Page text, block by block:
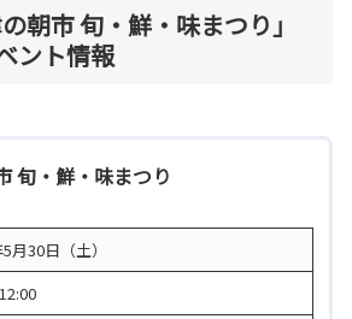
朝市 旬・鮮・味まつり」
ント情報
旬・鮮・味まつり
月30日（土）